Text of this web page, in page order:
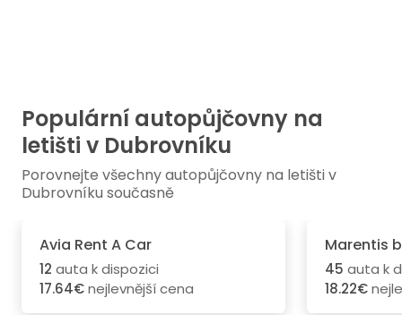
Populární autopůjčovny na
letišti v Dubrovníku
Porovnejte všechny autopůjčovny na letišti v
Dubrovníku současně
Avia Rent A Car
12 auta k dispozici
17.64€nejlevnější cena
Marentis
45 auta k
18.22€